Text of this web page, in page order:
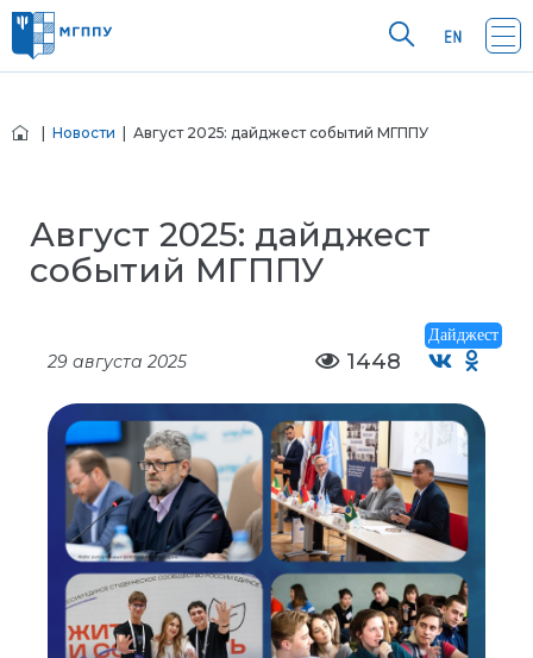
Новости | Август 2025: дайджест событий МГППУ
Август 2025: дайджест
событий МГППУ
Дайджест
29 августа 2025 1448